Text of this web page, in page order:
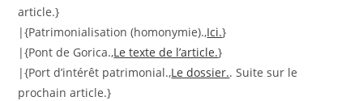
article.}
|{Patrimonialisation (homonymie).,Ici.}
|{Pont de Gorica.,Le texte de l’article.}
|{Port d’intérêt patrimonial.,Le dossier.. Suite sur le
prochain article.}